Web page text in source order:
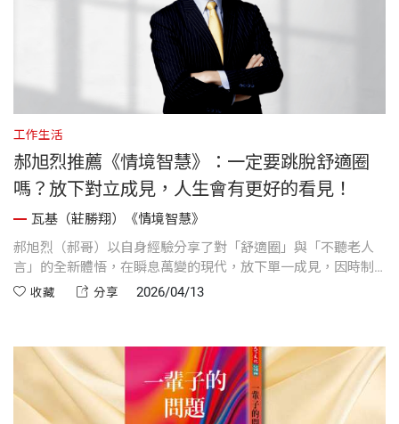
工作生活
郝旭烈推薦《情境智慧》：一定要跳脫舒適圈
嗎？放下對立成見，人生會有更好的看見！
瓦基（莊勝翔）《情境智慧》
郝旭烈（郝哥）以自身經驗分享了對「舒適圈」與「不聽老人
言」的全新體悟，在瞬息萬變的現代，放下單一成見，因時制
宜才是關鍵。與其執著做對的選擇，不如專注把選擇做對，才
收藏 分享 2026/04/13